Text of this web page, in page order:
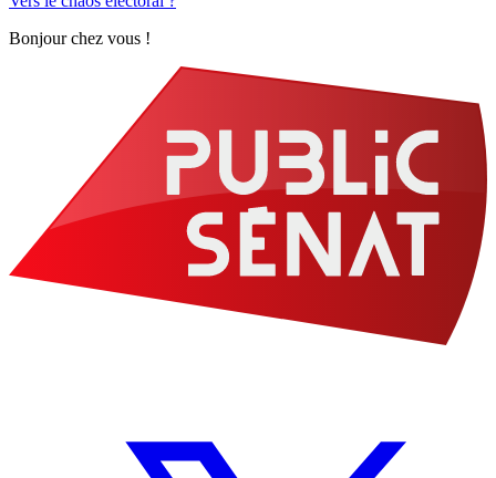
Bonjour chez vous !